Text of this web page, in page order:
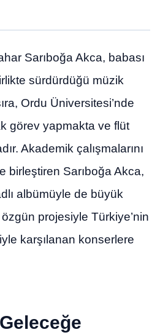
Sarıboğa Akca, babası
sürdürdüğü müzik
Ordu Üniversitesi’nde
görev yapmakta ve flüt
Akademik çalışmalarını
birleştiren Sarıboğa Akca,
albümüyle de büyük
projesiyle Türkiye’nin
karşılanan konserlere